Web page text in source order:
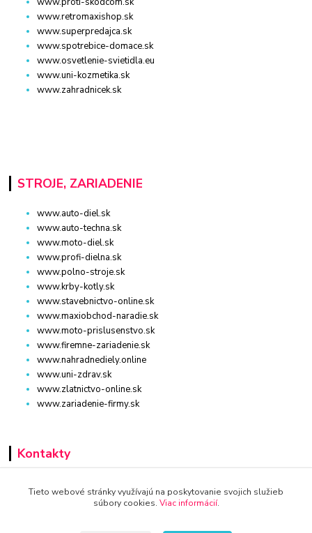
www.retromaxishop.sk
www.superpredajca.sk
www.spotrebice-domace.sk
www.osvetlenie-svietidla.eu
www.uni-kozmetika.sk
www.zahradnicek.sk
STROJE, ZARIADENIE
www.auto-diel.sk
www.auto-techna.sk
www.moto-diel.sk
www.profi-dielna.sk
www.polno-stroje.sk
www.krby-kotly.sk
www.stavebnictvo-online.sk
www.maxiobchod-naradie.sk
www.moto-prislusenstvo.sk
www.firemne-zariadenie.sk
www.nahradnediely.online
www.uni-zdrav.sk
www.zlatnictvo-online.sk
www.zariadenie-firmy.sk
Kontakty
+421 940 949 000
Tieto webové stránky využívajú na poskytovanie svojich služieb
súbory cookies. Viac informácií.